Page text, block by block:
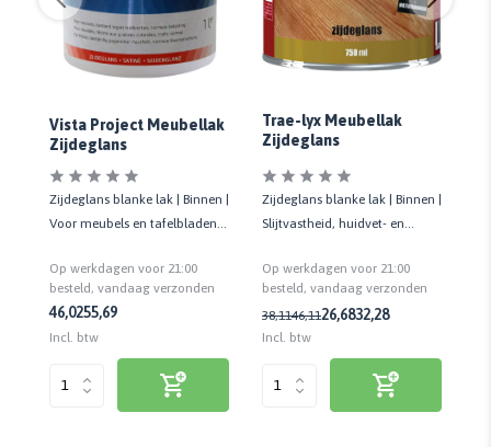
Vista Project Meubellak
Zijdeglans
Zijdeglans blanke lak | Binnen |
Voor meubels en tafelbladen |
Op werkdagen voor 21:00
besteld, vandaag verzonden
46,0255,69
Incl. btw
Trae-lyx Meubellak
Zijdeglans
Zijdeglans blanke lak | Binnen |
Slijtvastheid, huidvet- en
Op werkdagen voor 21:00
besteld, vandaag verzonden
38,1146,1126,6832,28
Incl. btw